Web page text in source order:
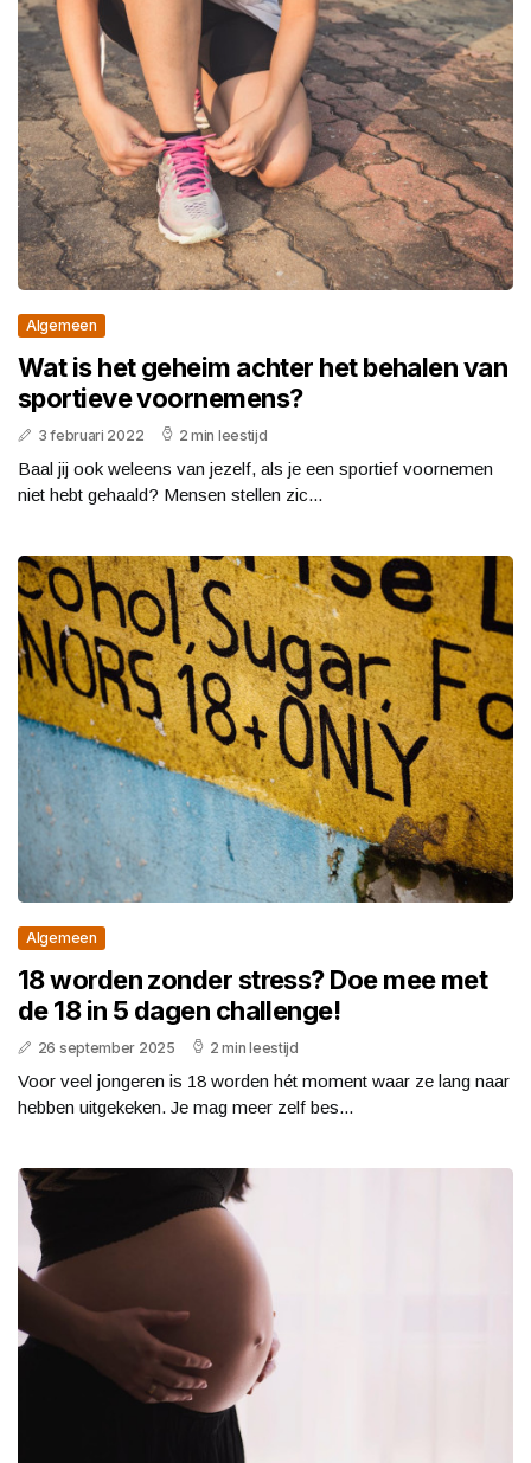
Algemeen
Wat is het geheim achter het behalen van
sportieve voornemens?
3 februari 2022 2 min leestijd
Baal jij ook weleens van jezelf, als je een sportief voornemen
niet hebt gehaald? Mensen stellen zic...
Algemeen
18 worden zonder stress? Doe mee met
de 18 in 5 dagen challenge!
26 september 2025 2 min leestijd
Voor veel jongeren is 18 worden hét moment waar ze lang naar
hebben uitgekeken. Je mag meer zelf bes...